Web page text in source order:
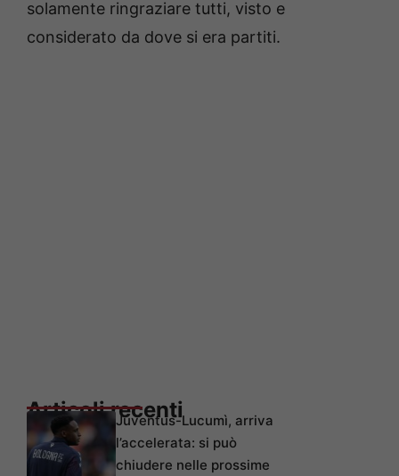
solamente ringraziare tutti, visto e
considerato da dove si era partiti.
Articoli recentiJuventus-Lucumì, arriva
l’accelerata: si può
chiudere nelle prossime